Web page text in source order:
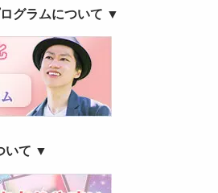
グラムについて ▼
いて ▼